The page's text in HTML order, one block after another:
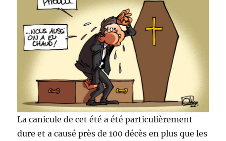
La canicule de cet été a été particulièrement
dure et a causé près de 100 décès en plus que les